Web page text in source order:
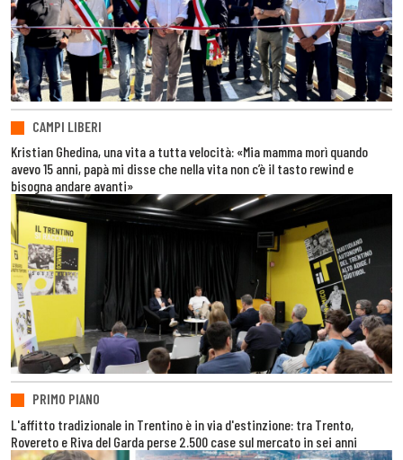
CAMPI LIBERI
Kristian Ghedina, una vita a tutta velocità: «Mia mamma morì quando
avevo 15 anni, papà mi disse che nella vita non c’è il tasto rewind e
bisogna andare avanti»
PRIMO PIANO
L'affitto tradizionale in Trentino è in via d'estinzione: tra Trento,
Rovereto e Riva del Garda perse 2.500 case sul mercato in sei anni